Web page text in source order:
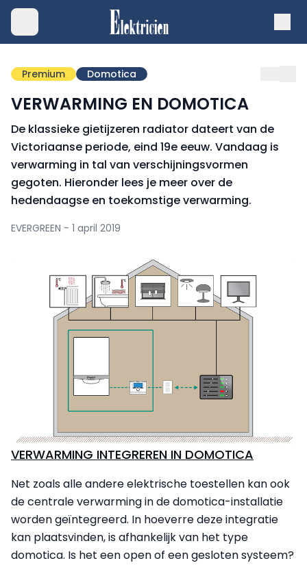
Premium Domotica
VERWARMING EN DOMOTICA
De klassieke gietijzeren radiator dateert van de
Victoriaanse periode, eind 19e eeuw. Vandaag is
verwarming in tal van verschijningsvormen
gegoten. Hieronder lees je meer over de
hedendaagse en toekomstige verwarming.
EVERGREEN - 1 april 2019
VERWARMING INTEGREREN IN DOMOTICA
Net zoals alle andere elektrische toestellen kan ook
de centrale verwarming in de domotica-installatie
worden geïntegreerd. In hoeverre deze integratie
kan plaatsvinden, is afhankelijk van het type
domotica. Is het een open of een gesloten systeem?